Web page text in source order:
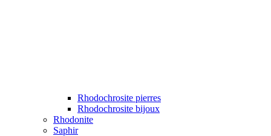
Rhodochrosite pierres
Rhodochrosite bijoux
Rhodonite
Saphir